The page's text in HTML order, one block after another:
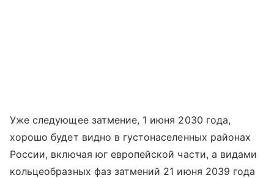
Уже следующее затмение, 1 июня 2030 года,
хорошо будет видно в густонаселенных районах
России, включая юг европейской части, а видами
кольцеобразных фаз затмений 21 июня 2039 года